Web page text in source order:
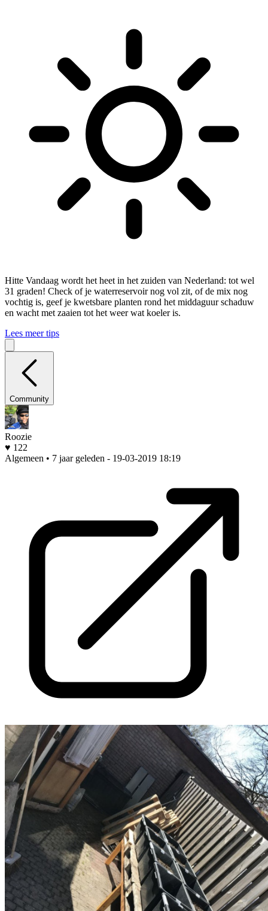
Hitte Vandaag wordt het heet in het zuiden van Nederland: tot wel
31 graden! Check of je waterreservoir nog vol zit, of de mix nog
vochtig is, geef je kwetsbare planten rond het middaguur schaduw
en wacht met zaaien tot het weer wat koeler is.
Lees meer tips
Community
Roozie
♥ 122
Algemeen • 7 jaar geleden - 19-03-2019 18:19